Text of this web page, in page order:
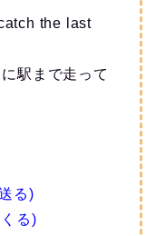
the last
駅まで走って
る)
る)